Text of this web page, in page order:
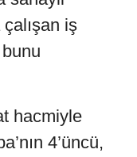
iş
hacmiyle
4’üncü,